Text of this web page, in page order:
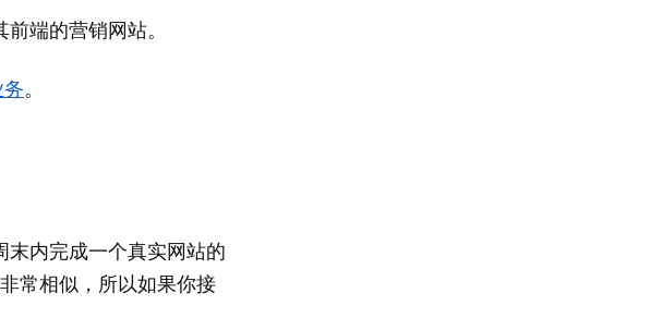
端的营销网站。
。
内完成一个真实网站的
常相似，所以如果你接